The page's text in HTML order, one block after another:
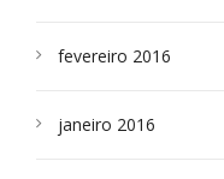
fevereiro 2016
janeiro 2016